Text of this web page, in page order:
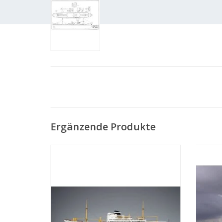
Ergänzende Produkte